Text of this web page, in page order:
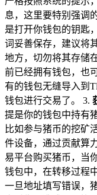
息，这里要特别强调
是打开你钱包的钥匙
词妥善保存，建议将
地方，切勿将其存储
前已经拥有钱包，也
有的钱包无缝导入到
钱包进行交易了。 3.
提是你的钱包中持有
比如参与猪币的挖矿
件设备，通过贡献算
易平台购买猪币，当
钱包中，在转移过程
一旦地址填写错误，